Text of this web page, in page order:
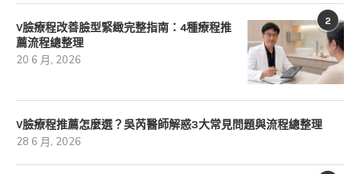
2
V臉療程改善臉型緊緻完整指南：4種療程推
薦流程總整理
20 6 月, 2026
V臉療程推薦怎麼選？吳芮醫師解惑3大常見問題與流程總整理
28 6 月, 2026